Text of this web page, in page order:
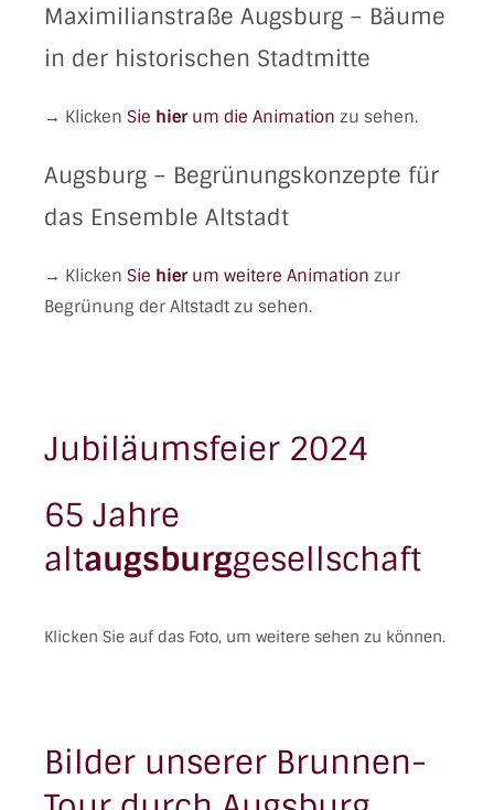
Maximilianstraße Augsburg – Bäume
in der historischen Stadtmitte
→ Klicken Sie hier um die Animation zu sehen.
Augsburg – Begrünungskonzepte für
das Ensemble Altstadt
→ Klicken Sie hier um weitere Animation zur
Begrünung der Altstadt zu sehen.
Jubiläumsfeier 2024
65 Jahre
altaugsburggesellschaft
Klicken Sie auf das Foto, um weitere sehen zu können.
Bilder unserer Brunnen-